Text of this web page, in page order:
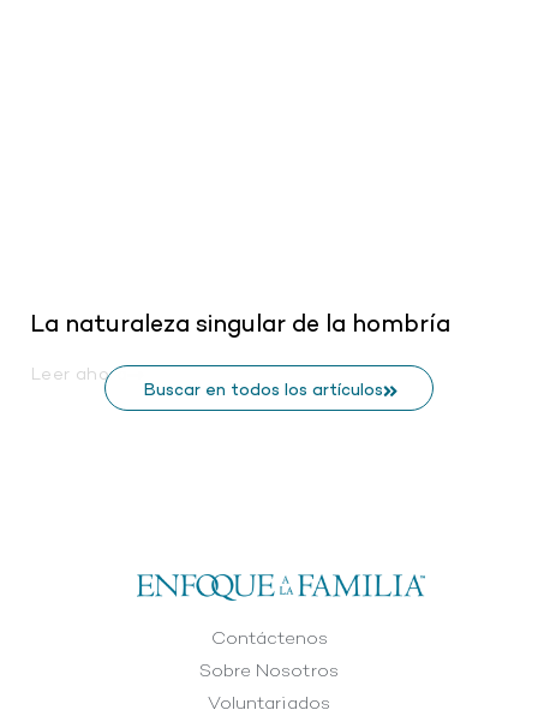
La naturaleza singular de la hombría
Leer ahora
Buscar en todos los artículos
Contáctenos
Sobre Nosotros
Voluntariados